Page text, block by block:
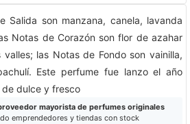
Salida son manzana, canela, lavanda
Notas de Corazón son flor de azahar
las Notas de Fondo son vainilla,
Este perfume fue lanzo el año
dulce y fresco
mayorista de perfumes originales
emprendedores y tiendas con stock